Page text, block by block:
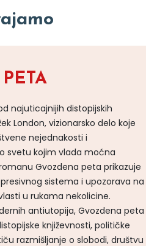
najuticajnijih distopijskih
London, vizionarsko delo koje
nejednakosti i
svetu kojim vlada moćna
Gvozdena peta prikazuje
sistema i upozorava na
u rukama nekolicine.
antiutopija, Gvozdena peta
književnosti, političke
razmišljanje o slobodi, društvu